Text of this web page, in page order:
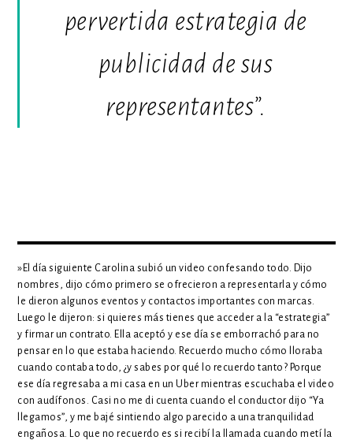
pervertida estrategia de
publicidad de sus
representantes”.
»El día siguiente Carolina subió un video confesando todo. Dijo
nombres, dijo cómo primero se ofrecieron a representarla y cómo
le dieron algunos eventos y contactos importantes con marcas.
Luego le dijeron: si quieres más tienes que acceder a la “estrategia”
y firmar un contrato. Ella aceptó y ese día se emborrachó para no
pensar en lo que estaba haciendo. Recuerdo mucho cómo lloraba
cuando contaba todo, ¿y sabes por qué lo recuerdo tanto? Porque
ese día regresaba a mi casa en un Uber mientras escuchaba el video
con audífonos. Casi no me di cuenta cuando el conductor dijo “Ya
llegamos”, y me bajé sintiendo algo parecido a una tranquilidad
engañosa. Lo que no recuerdo es si recibí la llamada cuando metí la